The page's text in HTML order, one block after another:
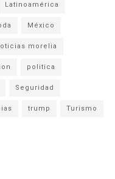
Latinoamérica
México
morelia
politica
Seguridad
trump Turismo